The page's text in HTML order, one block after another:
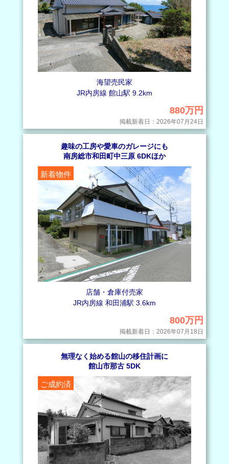
海望売民家
JR内房線 館山駅 9.2km
880万円
掲載新着日：2026年07月24日
趣味の工房や愛車のガレージにも
南房総市和田町中三原 6DKほか
新着物件
店舗・倉庫付売家
JR内房線 和田浦駅 3.6km
800万円
掲載新着日：2026年07月18日
無理なく始める館山の移住計画に
館山市那古 5DK
ご成約済